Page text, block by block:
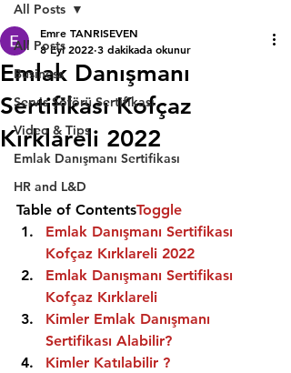
All Posts
Business
Servis Şöförü Sertifikası
Video & Tips
Emlak Danışmanı Sertifikası
HR and L&D
All Posts
Emlak Danışmanı
Sertifikası Kofçaz
Kırklareli 2022
Emre TANRISEVEN
8 Eyl 2022 3 dakikada okunur
Table of ContentsToggle
Emlak Danışmanı Sertifikası
Kofçaz Kırklareli 2022
Emlak Danışmanı Sertifikası
Kofçaz Kırklareli
Kimler Emlak Danışmanı
Sertifikası Alabilir?
Kimler Katılabilir ?